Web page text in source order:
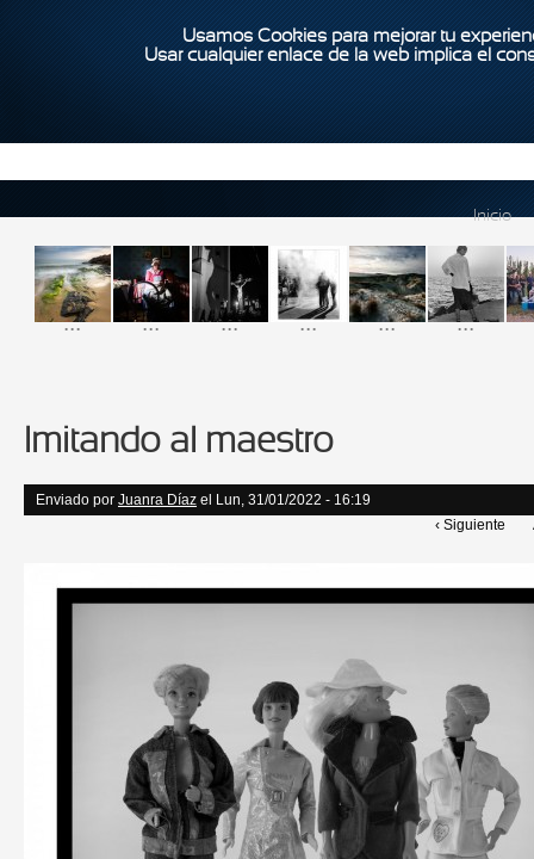
Usamos Cookies para mejorar tu
Usar cualquier enlace de la web implica el
Inicio
... ... ... ... ... ...
Imitando al maestro
Enviado por Juanra Díaz el Lun, 31/01/2022 - 16:19
‹ Siguiente